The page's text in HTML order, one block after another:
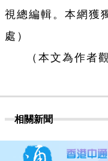
視總編輯。本網獲
處）
（本文為作者
相關新聞